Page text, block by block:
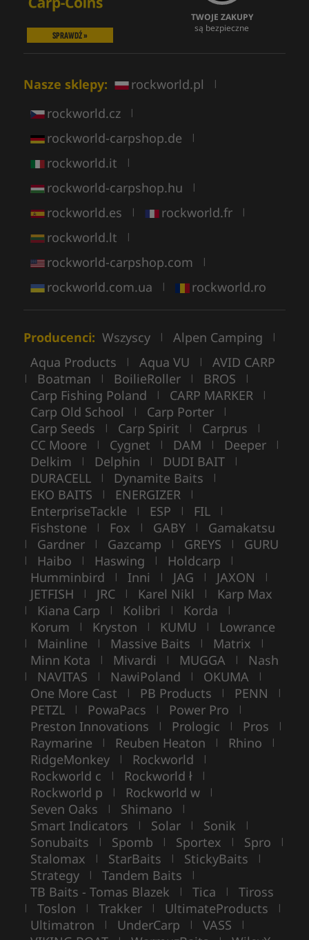
SPRAWDŹ »
TWOJE ZAKUPY
są bezpieczne
Nasze sklepy: rockworld.pl |
rockworld.cz |
rockworld-carpshop.de |
rockworld.it |
rockworld-carpshop.hu |
rockworld.es | rockworld.fr |
rockworld.lt |
rockworld-carpshop.com |
rockworld.com.ua | rockworld.ro
Producenci: Wszyscy | Alpen Camping |
Aqua Products | Aqua VU | AVID CARP
| Boatman | BoilieRoller | BROS |
Carp Fishing Poland | CARP MARKER |
Carp Old School | Carp Porter |
Carp Seeds | Carp Spirit | Carprus |
CC Moore | Cygnet | DAM | Deeper |
Delkim | Delphin | DUDI BAIT |
DURACELL | Dynamite Baits |
EKO BAITS | ENERGIZER |
EnterpriseTackle | ESP | FIL |
Fishstone | Fox | GABY | Gamakatsu
| Gardner | Gazcamp | GREYS | GURU
| Haibo | Haswing | Holdcarp |
Humminbird | Inni | JAG | JAXON |
JETFISH | JRC | Karel Nikl | Karp Max
| Kiana Carp | Kolibri | Korda |
Korum | Kryston | KUMU | Lowrance
| Mainline | Massive Baits | Matrix |
Minn Kota | Mivardi | MUGGA | Nash
| NAVITAS | NawiPoland | OKUMA |
One More Cast | PB Products | PENN |
PETZL | PowaPacs | Power Pro |
Preston Innovations | Prologic | Pros |
Raymarine | Reuben Heaton | Rhino |
RidgeMonkey | Rockworld |
Rockworld c | Rockworld ł |
Rockworld p | Rockworld w |
Seven Oaks | Shimano |
Smart Indicators | Solar | Sonik |
Sonubaits | Spomb | Sportex | Spro |
Stalomax | StarBaits | StickyBaits |
Strategy | Tandem Baits |
TB Baits - Tomas Blazek | Tica | Tiross
| Toslon | Trakker | UltimateProducts |
Ultimatron | UnderCarp | VASS |